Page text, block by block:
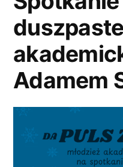
Adamem